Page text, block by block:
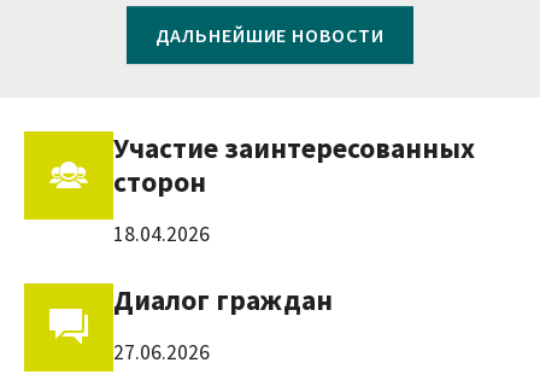
ДАЛЬНЕЙШИЕ НОВОСТИ
Участие заинтересованных
сторон
18.04.2026
Диалог граждан
27.06.2026